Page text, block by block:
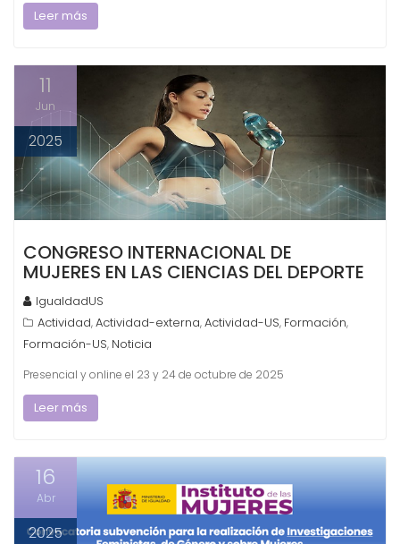
Leer más
11
Jun
2025
CONGRESO INTERNACIONAL DE
MUJERES EN LAS CIENCIAS DEL DEPORTE
IgualdadUS
Actividad,Actividad-externa,Actividad-US, Formación,
Formación-US, Noticia
Presencial y online el 23 y 24 de octubre de 2025
Leer más
16
Abr
2025